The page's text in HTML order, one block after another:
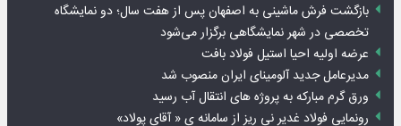
بازگشت فرش ماشینی به اصفهان پس از هفت سال؛ دو نمایشگاه
تخصصی در شهر نمایشگاهی برگزار می‌شود
عرضه اولیه احیا استیل فولاد بافت
مدیرعامل جدید آلومینای ایران منصوب شد
ورق گرم مبارکه به پروژه های انتقال آب رسید
رونمایی فولاد غدیر نی ریز از سامانه ی « آقای پولاد»